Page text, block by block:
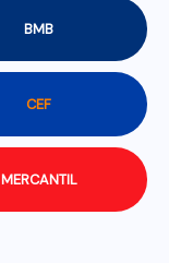
BMB
CEF
MERCANTIL